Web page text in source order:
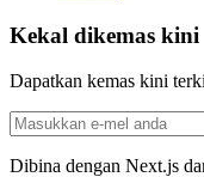
Kekal dikemas kini
Dapatkan kemas kini
Dibina dengan Next.js